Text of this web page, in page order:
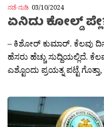
ನಡೆ-ನುಡಿ 03/10/2024
ಏನಿದು ಕೋಲ್ಡ್
– ಕಿಶೋರ್ ಕುಮಾರ್. ಕೆಲವು
ಹೆಸರು ಹೆಚ್ಚು ಸುದ್ದಿಯಲ್ಲಿದೆ.
ಎಶ್ಟೊಂದು ಪ್ರಯತ್ನ ಪಟ್ಟೆ